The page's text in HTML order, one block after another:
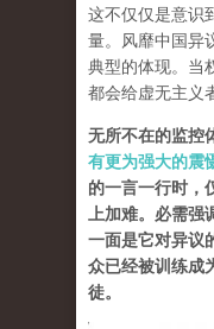
这不仅仅是意识
量。风靡中国异
典型的体现。当
都会给虚无主义
无所不在的监控
有更为强大的震
的一言一行时，
上加难。必需
一面是它对异
众已经被训练成
徒。